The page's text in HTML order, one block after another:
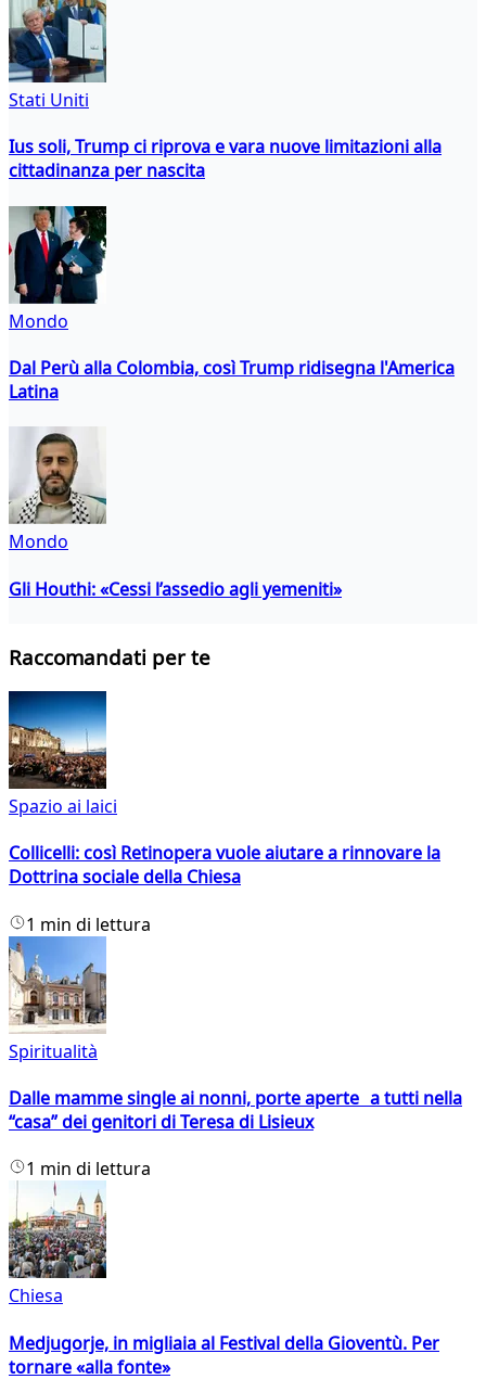
Stati Uniti
Ius soli, Trump ci riprova e vara nuove limitazioni alla
cittadinanza per nascita
Mondo
Dal Perù alla Colombia, così Trump ridisegna l'America
Latina
Mondo
Gli Houthi: «Cessi l’assedio agli yemeniti»
Raccomandati per te
Spazio ai laici
Collicelli: così Retinopera vuole aiutare a rinnovare la
Dottrina sociale della Chiesa
1 min di lettura
Spiritualità
Dalle mamme single ai nonni, porte aperte a tutti nella
“casa” dei genitori di Teresa di Lisieux
1 min di lettura
Chiesa
Medjugorje, in migliaia al Festival della Gioventù. Per
tornare «alla fonte»